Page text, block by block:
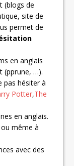
(blogs de
site de
permet de
en anglais
(pprune, …).
hésiter à
Potter,The
en anglais.
même à
avec des